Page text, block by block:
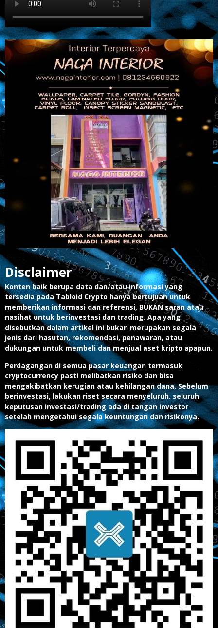
Disclaimer
Konten baik berupa data dan/atau informasi yang
tersedia pada Tabloid Crypto hanya bertujuan untuk
memberikan informasi dan referensi, BUKAN saran atau
nasihat untuk berinvestasi dan trading. Apa yang
disebutkan dalam artikel ini bukan merupakan segala
jenis dari hasutan, rekomendasi, penawaran, atau
dukungan untuk membeli dan menjual aset kripto apapun.
Perdagangan di semua pasar keuangan termasuk
cryptocurrency pasti melibatkan risiko dan bisa
mengakibatkan kerugian atau kehilangan dana. Sebelum
berinvestasi, lakukan riset secara menyeluruh. seluruh
keputusan investasi/trading ada di tangan investor
setelah mengetahui segala keuntungan dan risikonya.